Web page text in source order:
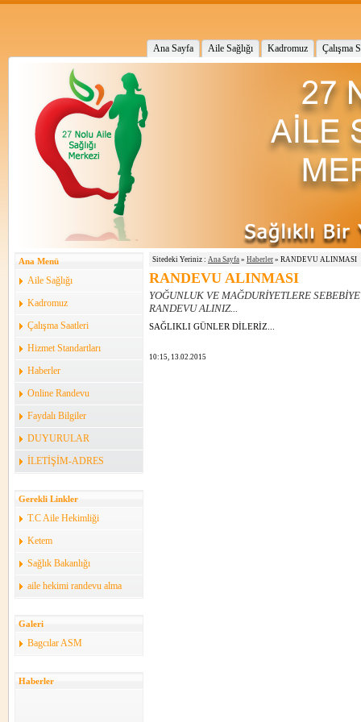
Ana Sayfa Aile Sağlığı Kadromuz Çalışma
Ana Menü
Aile Sağlığı
Kadromuz
Çalışma Saatleri
Hizmet Standartları
Haberler
Online Randevu
Faydalı Bilgiler
DUYURULAR
İLETİŞİM-ADRES
Gerekli Linkler
T.C Aile Hekimliği
Ketem
Sağlık Bakanlığı
aile hekimi randevu alma
Galeri
Bagcılar ASM
Haberler
Sitedeki Yeriniz : Ana Sayfa » Haberler » RANDEVU ALINMASI
RANDEVU ALINMASI
YOĞUNLUK VE MAĞDURİYETLERE
RANDEVU ALINIZ...
SAĞLIKLI GÜNLER DİLERİZ...
10:15, 13.02.2015